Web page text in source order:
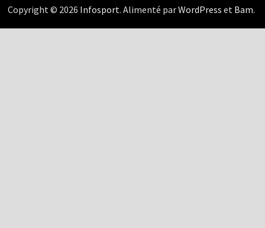
Copyright © 2026 Infosport. Alimenté parWordPress et Bam.